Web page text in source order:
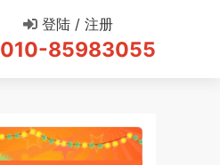
登陆 / 注册
010-85983055